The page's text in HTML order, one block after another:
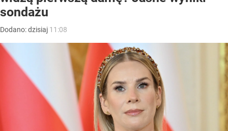
sondażu
Dodano:dzisiaj 11:08